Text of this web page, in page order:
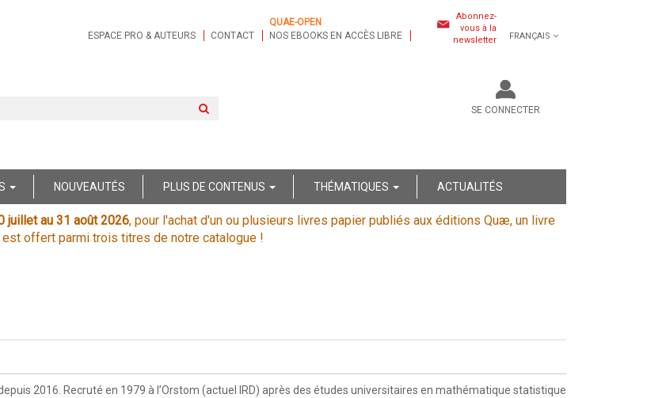
ESPACE PRO & AUTEURS CONTACT
QUAE-OPEN
NOS EBOOKS EN ACCÈS LIBRE
Abonnez-
vous à la
newsletter
FRANÇAIS
SE CONNECTER
NOUVEAUTÉS PLUS DE CONTENUS THÉMATIQUES ACTUALITÉS
juillet au 31 août 2026, pour l'achat d'un ou plusieurs livres papier publiés aux éditions Quæ, un livre
offert parmi trois titres de notre catalogue !
2016. Recruté en 1979 à l’Orstom (actuel IRD) après des études universitaires en mathématique statistique